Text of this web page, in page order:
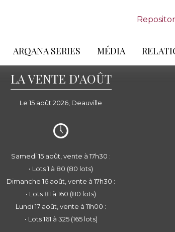
ARQANA SERIES MÉDIA
LA VENTE D'AOÛT
Le 15 août 2026, Deauville
Samedi 15 août, vente à 17h30 :
• Lots 1 à 80 (80 lots)
Dimanche 16 août, vente à 17h30 :
• Lots 81 à 160 (80 lots)
Lundi 17 août, vente à 11h00 :
• Lots 161 à 325 (165 lots)